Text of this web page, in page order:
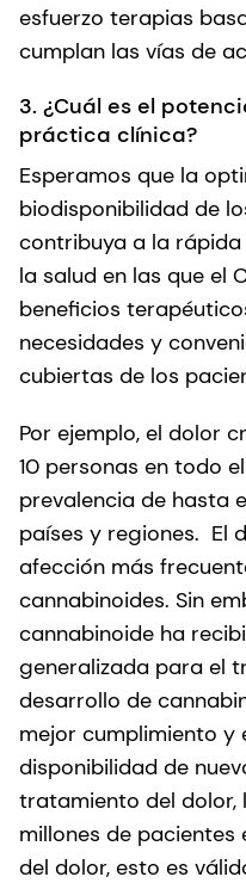
esfuerzo terapias
cumplan las vías de
3. ¿Cuál es el
práctica clínica?
Esperamos que la
biodisponibilidad de
contribuya a la
la salud en las que el
beneficios
necesidades y
cubiertas de los
Por ejemplo, el dolor
10 personas en todo
prevalencia de hasta
países y regiones. El
afección más
cannabinoides. Sin
cannabinoide ha
generalizada para el
desarrollo de
mejor cumplimiento y
disponibilidad de
tratamiento del dolor,
millones de pacientes
del dolor, esto es